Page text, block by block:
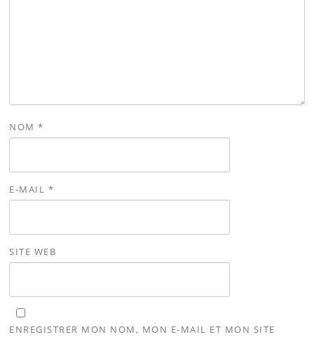
NOM*
E-MAIL *
SITE WEB
ENREGISTRER MON NOM, MON E-MAIL ET MON SITE